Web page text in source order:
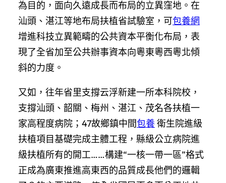
為目的，面向久遠成長而布局的立異窪地。在
汕頭、湛江等地布局扶植省試驗室，可包養網
增進科技立異範疇的公共資本平衡化布局，表
現了全省加至公共辦事資本向粵東粵西粵北傾
斜的力度。
又如，往年省里支撐云浮新建一所本科院校，
支撐汕頭、韶關、梅州、湛江、茂名各扶植一
家高程度病院；47故鄉鎮中間包養衛生院進級
扶植項目基礎完成主體工程，縣級公立病院進
級扶植所有的開工……構建“一核一帶一區”格式
正成為廣東推進高東西的品質成長他們的邏輯